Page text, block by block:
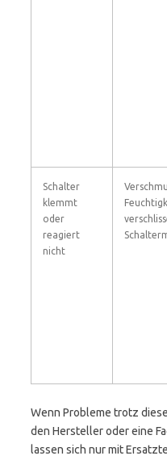
Schalter
klemmt
oder
reagiert
nicht
Wenn Probleme trotz
den Hersteller oder eine
lassen sich nur mit